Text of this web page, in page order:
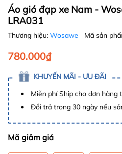
Áo gió đạp xe Nam -
LRA031
Thương hiệu: Wosawe Mã sản
780.000₫
KHUYẾN MÃI - ƯU ĐÃI
Miễn phí Ship cho đơn hàng
Đổi trả trong 30 ngày nếu
Mã giảm giá